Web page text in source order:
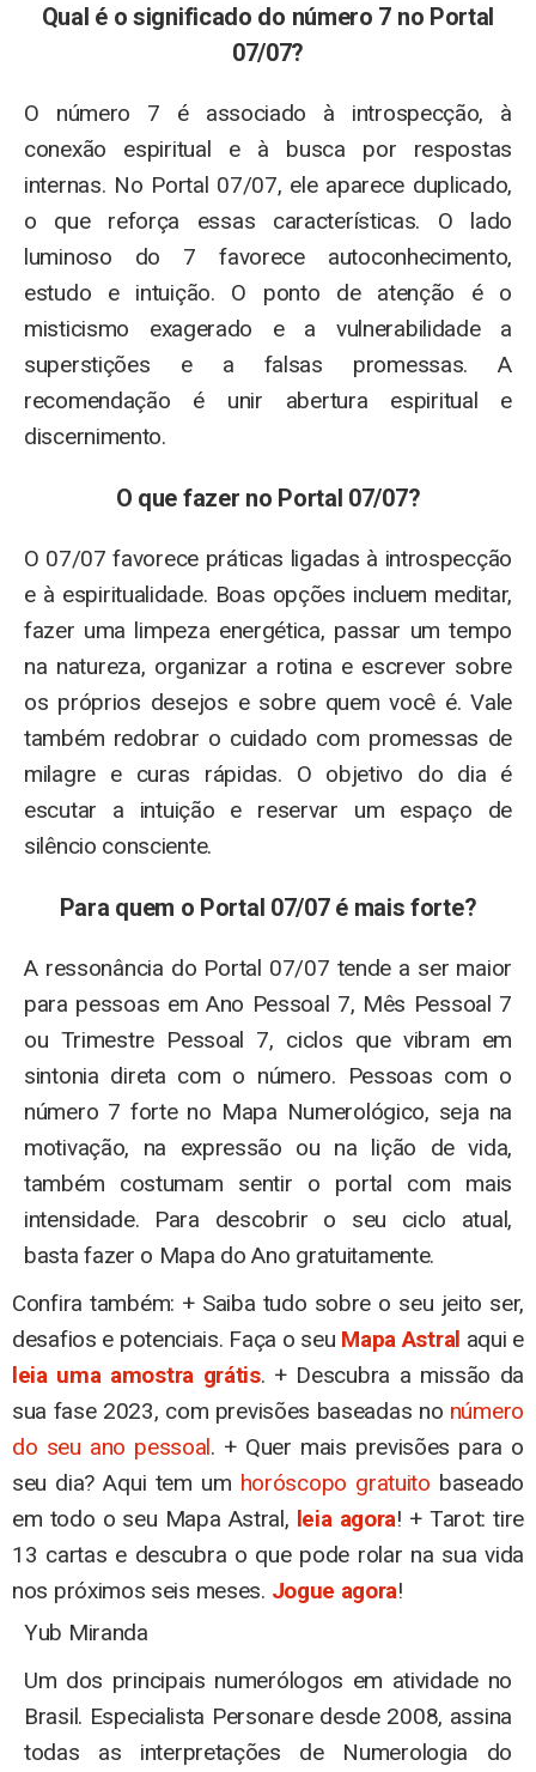
Qual é o significado do número 7 no Portal
07/07?
O número 7 é associado à introspecção, à
conexão espiritual e à busca por respostas
internas. No Portal 07/07, ele aparece duplicado,
o que reforça essas características. O lado
luminoso do 7 favorece autoconhecimento,
estudo e intuição. O ponto de atenção é o
misticismo exagerado e a vulnerabilidade a
superstições e a falsas promessas. A
recomendação é unir abertura espiritual e
discernimento.
O que fazer no Portal 07/07?
O 07/07 favorece práticas ligadas à introspecção
e à espiritualidade. Boas opções incluem meditar,
fazer uma limpeza energética, passar um tempo
na natureza, organizar a rotina e escrever sobre
os próprios desejos e sobre quem você é. Vale
também redobrar o cuidado com promessas de
milagre e curas rápidas. O objetivo do dia é
escutar a intuição e reservar um espaço de
silêncio consciente.
Para quem o Portal 07/07 é mais forte?
A ressonância do Portal 07/07 tende a ser maior
para pessoas em Ano Pessoal 7, Mês Pessoal 7
ou Trimestre Pessoal 7, ciclos que vibram em
sintonia direta com o número. Pessoas com o
número 7 forte no Mapa Numerológico, seja na
motivação, na expressão ou na lição de vida,
também costumam sentir o portal com mais
intensidade. Para descobrir o seu ciclo atual,
basta fazer o Mapa do Ano gratuitamente.
Confira também: + Saiba tudo sobre o seu jeito ser,
desafios e potenciais. Faça o seu Mapa Astral aqui e
leia uma amostra grátis. + Descubra a missão da
sua fase 2023, com previsões baseadas no número
do seu ano pessoal. + Quer mais previsões para o
seu dia? Aqui tem um horóscopo gratuito baseado
em todo o seu Mapa Astral, leia agora! + Tarot: tire
13 cartas e descubra o que pode rolar na sua vida
nos próximos seis meses. Jogue agora!
Yub Miranda
Um dos principais numerólogos em atividade no
Brasil. Especialista Personare desde 2008, assina
todas as interpretações de Numerologia do